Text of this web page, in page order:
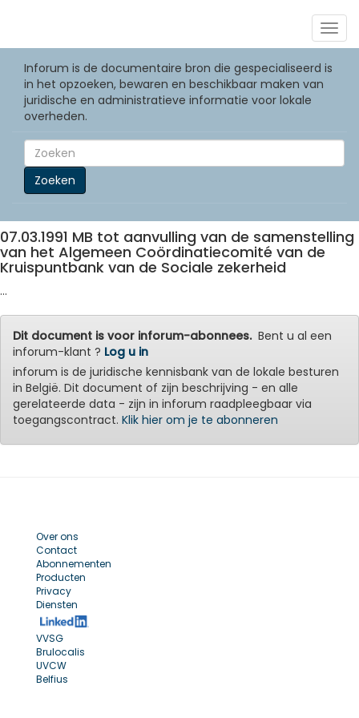
Inforum is de documentaire bron die gespecialiseerd is
in het opzoeken, bewaren en beschikbaar maken van
juridische en administratieve informatie voor lokale
overheden.
Zoeken
07.03.1991 MB tot aanvulling van de samenstelling
van het Algemeen Coördinatiecomité van de
Kruispuntbank van de Sociale zekerheid
...
Dit document is voor inforum-abonnees.Bent u al een
inforum-klant ? Log u in
inforum is de juridische kennisbank van de lokale besturen
in België. Dit document of zijn beschrijving - en alle
gerelateerde data - zijn in inforum raadpleegbaar via
toegangscontract. Klik hier om je te abonneren
Over ons
Contact
Abonnementen
Producten
Privacy
Diensten
VVSG
Brulocalis
UVCW
Belfius